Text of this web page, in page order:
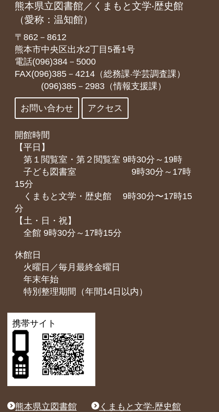
熊本県立図書館／くまもと文学‧歴史館
（愛称：温知館）
〒862－8612
熊本市中央区出水2丁目5番1号
電話(096)384－5000
FAX(096)385－4214（総務課‧学芸調査課）
(096)385－2983（情報支援課）
お問い合わせ アクセス
開館時間
【平日】
第１閲覧室・第２閲覧室 9時30分～19時
子ども図書室 9時30分～17時
15分
くまもと⽂学・歴史館 9時30分〜17時15
分
【土・日・祝】
全館 9時30分～17時15分
休館日
火曜日／毎月最終金曜日
年末年始
特別整理期間（年間14日以内）
携帯サイト
熊本県立図書館 くまもと文学‧歴史館